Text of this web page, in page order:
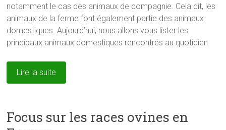
notamment le cas des animaux de compagnie. Cela dit, les
animaux de la ferme font également partie des animaux
domestiques. Aujourd’hui, nous allons vous lister les
principaux animaux domestiques rencontrés au quotidien.
Lire la suite
Focus sur les races ovines en